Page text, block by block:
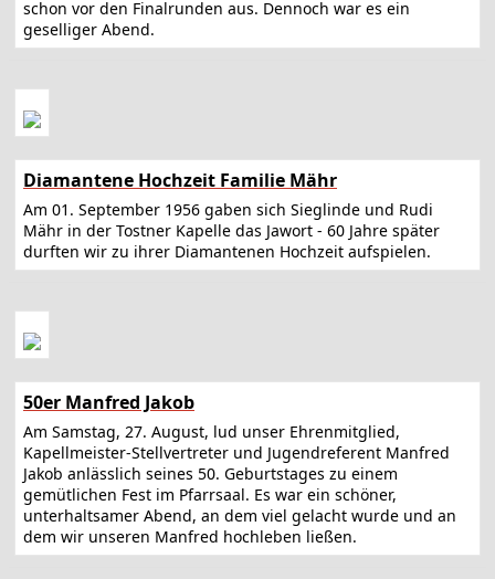
schon vor den Finalrunden aus. Dennoch war es ein
geselliger Abend.
Diamantene Hochzeit Familie Mähr
Am 01. September 1956 gaben sich Sieglinde und Rudi
Mähr in der Tostner Kapelle das Jawort - 60 Jahre später
durften wir zu ihrer Diamantenen Hochzeit aufspielen.
50er Manfred Jakob
Am Samstag, 27. August, lud unser Ehrenmitglied,
Kapellmeister-Stellvertreter und Jugendreferent Manfred
Jakob anlässlich seines 50. Geburtstages zu einem
gemütlichen Fest im Pfarrsaal. Es war ein schöner,
unterhaltsamer Abend, an dem viel gelacht wurde und an
dem wir unseren Manfred hochleben ließen.